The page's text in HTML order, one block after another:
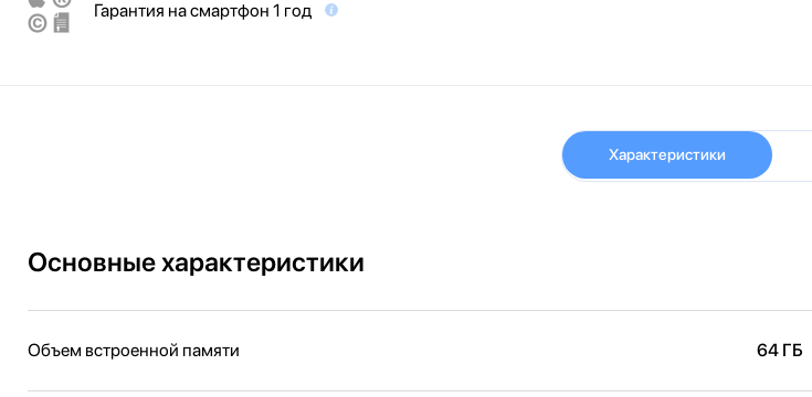
Гарантия на смартфон 1 год
Характеристики
Основные характеристики
Объем встроенной памяти 64 ГБ